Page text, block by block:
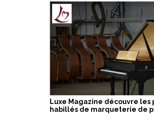
Luxe Magazine découvre les
habillés de marqueterie de